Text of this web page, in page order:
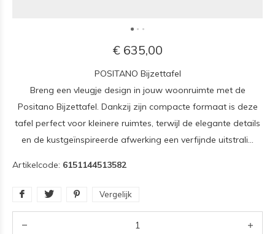
€ 635,00
POSITANO Bijzettafel
Breng een vleugje design in jouw woonruimte met de
Positano Bijzettafel. Dankzij zijn compacte formaat is deze
tafel perfect voor kleinere ruimtes, terwijl de elegante details
en de kustgeïnspireerde afwerking een verfijnde uitstrali...
Artikelcode: 6151144513582
Vergelijk